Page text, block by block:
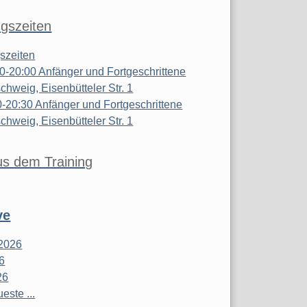
20:00 Anfänger und Fortgeschrittene
Eisenbütteler Str. 1
20:30 Anfänger und Fortgeschrittene
Eisenbütteler Str. 1
dem Training
...